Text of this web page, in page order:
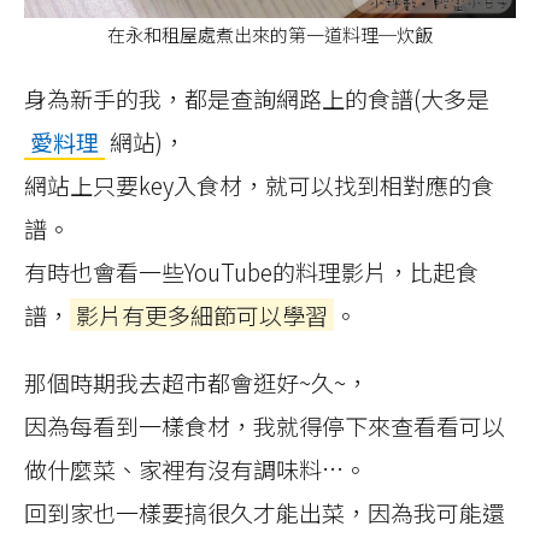
在永和租屋處煮出來的第一道料理─炊飯
身為新手的我，都是查詢網路上的食譜(大多是
愛料理 網站)，
網站上只要key入食材，就可以找到相對應的食
譜。
有時也會看一些YouTube的料理影片，比起食
譜， 影片有更多細節可以學習 。
那個時期我去超市都會逛好~久~，
因為每看到一樣食材，我就得停下來查看看可以
做什麼菜、家裡有沒有調味料…。
回到家也一樣要搞很久才能出菜，因為我可能還